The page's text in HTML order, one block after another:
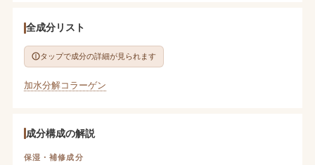
全成分リスト
タップで成分の詳細が見られます
加水分解コラーゲン
成分構成の解説
保湿・補修成分